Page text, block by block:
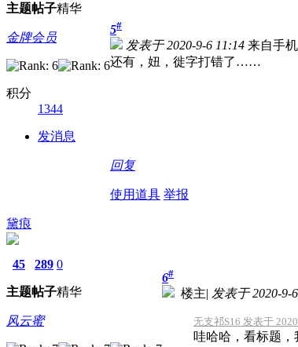
主题帖子精华
金牌会员
积分
1344
发消息
5#
发表于 2020-9-6 11:14 来自手机
还有，妞，徙字打错了……
回复
使用道具 举报
黛痕
45
主题
289
帖子
0
精华
风云蜜
6#
楼主| 发表于 2020-9-
无支祁S16 发表于
哇哈哈，看标题